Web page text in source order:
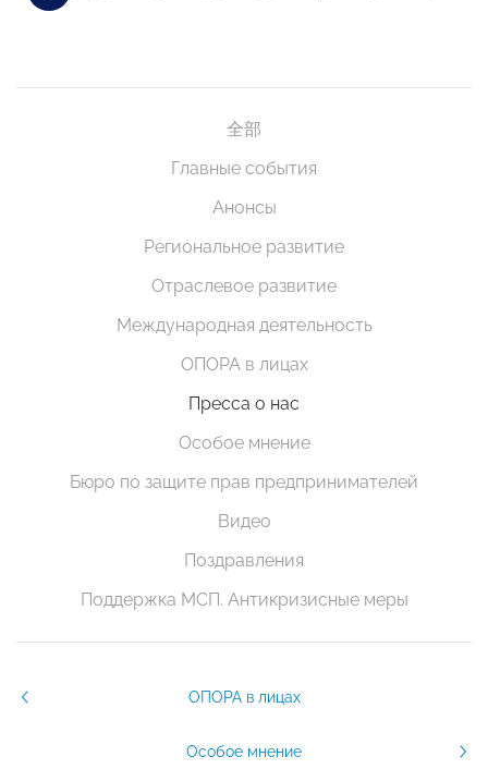
全部
Главные события
Анонсы
Региональное развитие
Отраслевое развитие
Международная деятельность
ОПОРА в лицах
Пресса о нас
Особое мнение
Бюро по защите прав предпринимателей
Видео
Поздравления
Поддержка МСП. Антикризисные меры
ОПОРА в лицах
Особое мнение